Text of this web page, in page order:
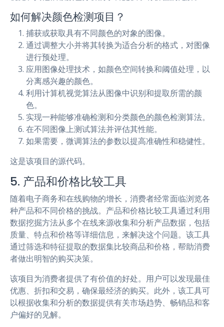
如何解决颜色检测项目？
捕获或获取具有不同颜色的对象的图像。
通过调整大小并将其转换为适合分析的格式，对图像
进行预处理。
应用图像处理技术，如颜色空间转换和阈值处理，以
分离感兴趣的颜色。
利用计算机视觉算法从图像中识别和提取所需的颜
色。
实现一种能够准确检测和分类颜色的颜色检测算法。
在不同图像上测试算法并评估其性能。
如果需要，微调算法的参数以提高准确性和稳健性。
这是该项目的源代码。
5. 产品和价格比较工具
随着电子商务和在线购物的增长，消费者经常面临浏览各
种产品和不同价格的挑战。产品和价格比较工具通过利用
数据挖掘方法从多个在线来源收集和分析产品数据，包括
质量、特点和价格等详细信息，来解决这个问题。该工具
通过筛选和特征提取的数据集比较商品和价格，帮助消费
者做出明智的购买决策。
该项目为消费者提供了有价值的好处。用户可以发现最佳
优惠、折扣和交易，确保最经济的购买。此外，该工具可
以根据收集和分析的数据提供有关市场趋势、畅销品和客
户偏好的见解。